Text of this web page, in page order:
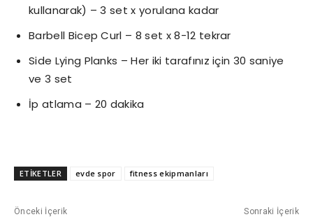
kullanarak) – 3 set x yorulana kadar
Barbell Bicep Curl – 8 set x 8-12 tekrar
Side Lying Planks – Her iki tarafınız için 30 saniye
ve 3 set
İp atlama – 20 dakika
ETİKETLER evde spor fitness ekipmanları
Önceki İçerik Sonraki İçerik